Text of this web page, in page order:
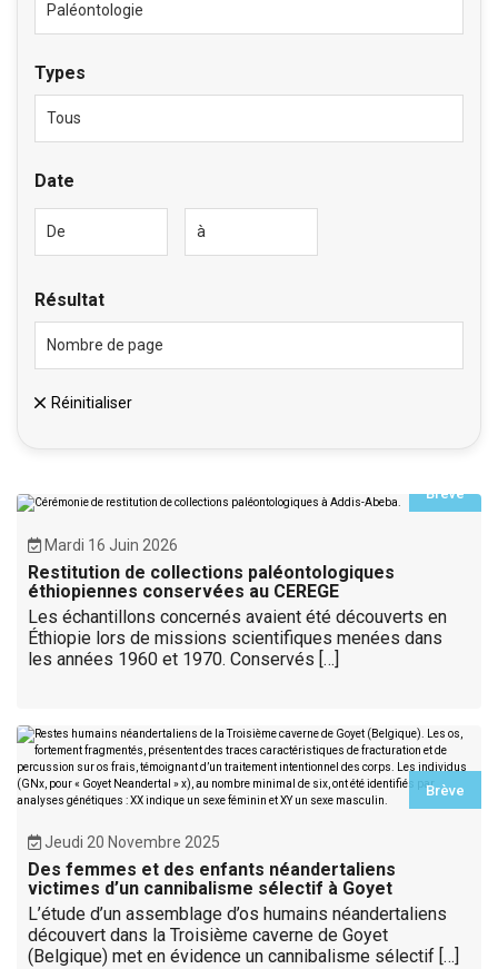
Types
Date
Résultat
Réinitialiser
Brève
Mardi 16 Juin 2026
Restitution de collections paléontologiques
éthiopiennes conservées au CEREGE
Les échantillons concernés avaient été découverts en
Éthiopie lors de missions scientifiques menées dans
les années 1960 et 1970. Conservés […]
Brève
Jeudi 20 Novembre 2025
Des femmes et des enfants néandertaliens
victimes d’un cannibalisme sélectif à Goyet
L’étude d’un assemblage d’os humains néandertaliens
découvert dans la Troisième caverne de Goyet
(Belgique) met en évidence un cannibalisme sélectif […]